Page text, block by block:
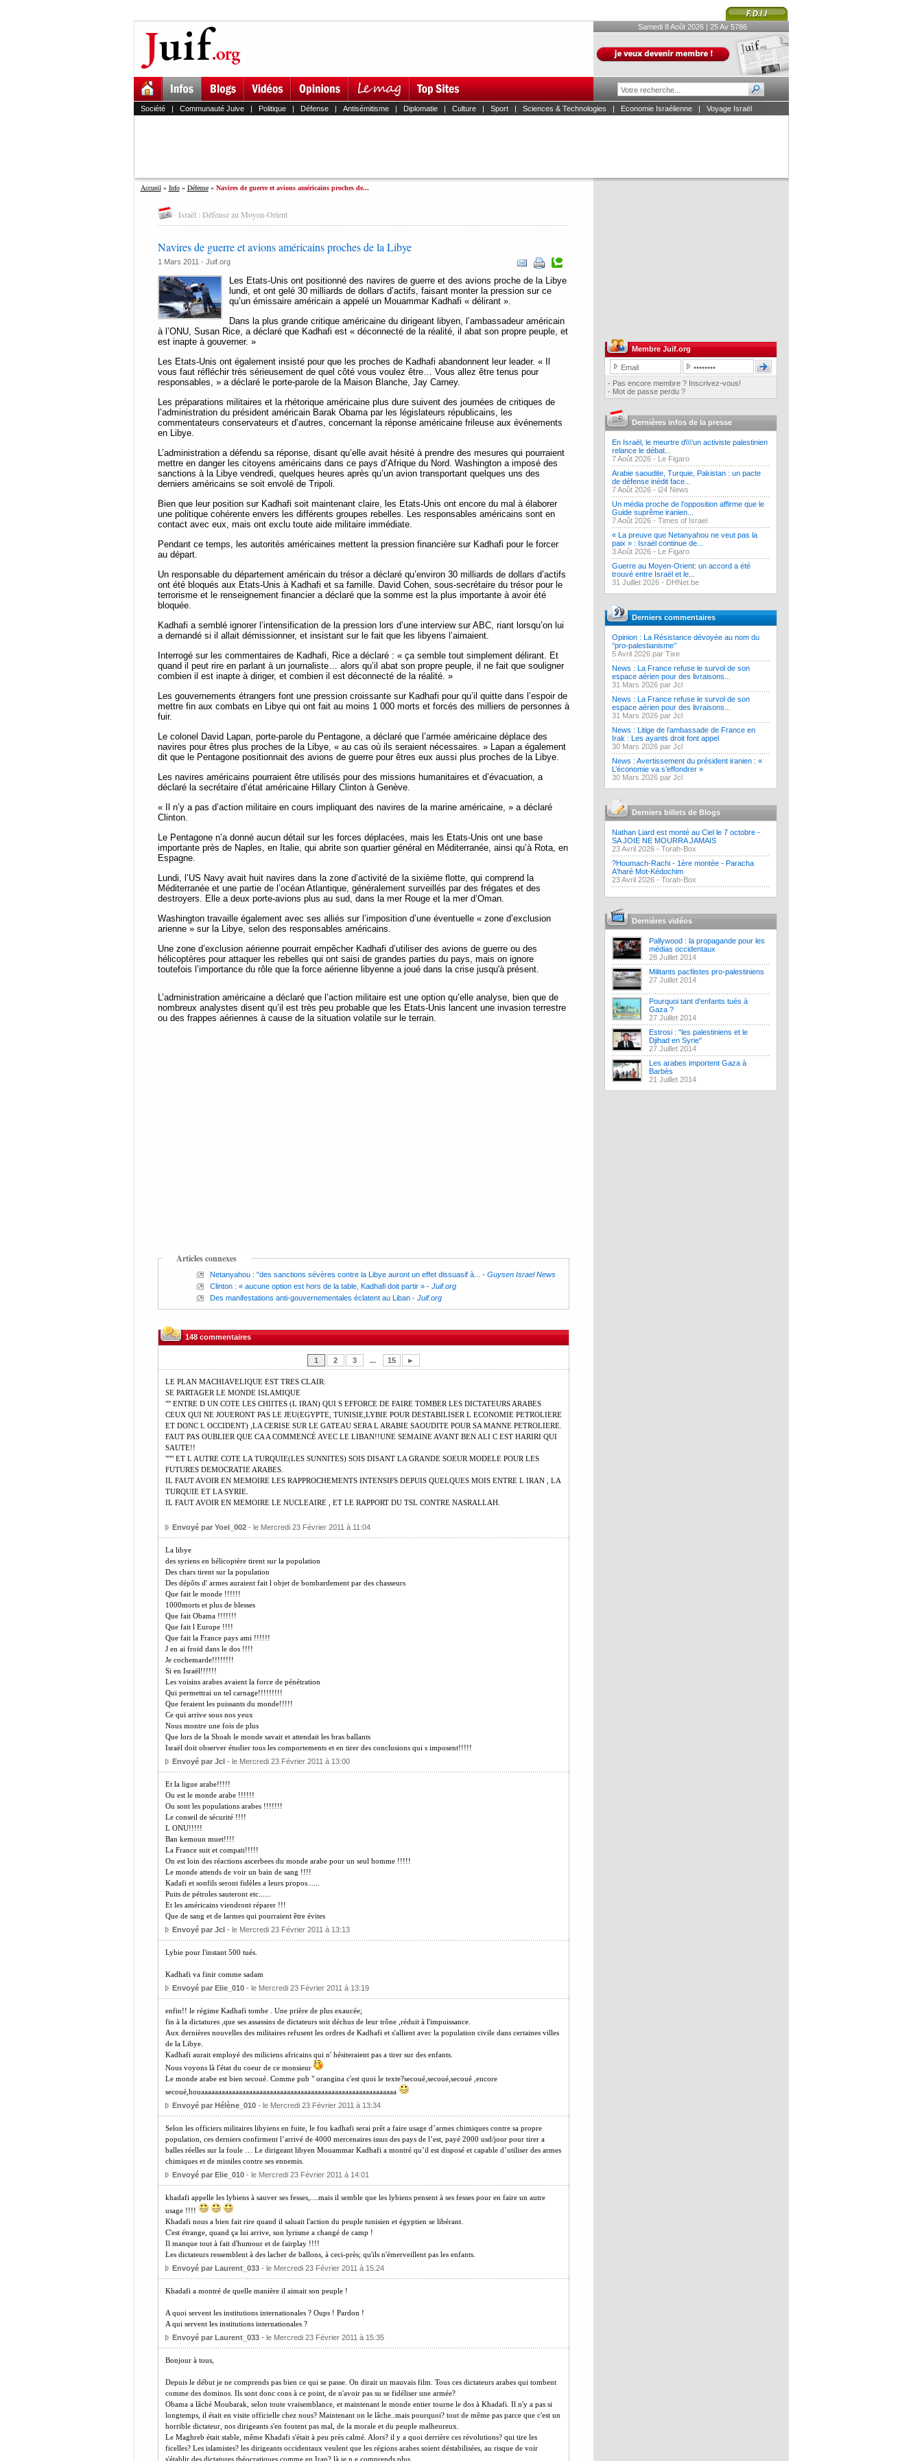
Samedi 8 Août 2026 | 25 Av 5786
Société| Communauté Juive| Politique| Défense| Antisémitisme| Diplomatie| Culture| Sport| Sciences & Technologies | Economie Israélienne| Voyage Israël
Accueil » Info» Défense» Navires de guerre et avions américains proches de...
Israël : Défense au Moyen-Orient
Navires de guerre et avions américains proches de la Libye
1 Mars 2011 - Juif.org
Les Etats-Unis ont positionné des navires de guerre et des avions proche de la Libye
lundi, et ont gelé 30 milliards de dollars d’actifs, faisant monter la pression sur ce
qu’un émissaire américain a appelé un Mouammar Kadhafi « délirant ».
Dans la plus grande critique américaine du dirigeant libyen, l’ambassadeur américain
à l’ONU, Susan Rice, a déclaré que Kadhafi est « déconnecté de la réalité, il abat son propre peuple, et
est inapte à gouverner. »
Les Etats-Unis ont également insisté pour que les proches de Kadhafi abandonnent leur leader. « Il
vous faut réfléchir très sérieusement de quel côté vous voulez être… Vous allez être tenus pour
responsables, » a déclaré le porte-parole de la Maison Blanche, Jay Carney.
Les préparations militaires et la rhétorique américaine plus dure suivent des journées de critiques de
l’administration du président américain Barak Obama par les législateurs républicains, les
commentateurs conservateurs et d’autres, concernant la réponse américaine frileuse aux événements
en Libye.
L’administration a défendu sa réponse, disant qu’elle avait hésité à prendre des mesures qui pourraient
mettre en danger les citoyens américains dans ce pays d’Afrique du Nord. Washington a imposé des
sanctions à la Libye vendredi, quelques heures après qu’un avion transportant quelques uns des
derniers américains se soit envolé de Tripoli.
Bien que leur position sur Kadhafi soit maintenant claire, les Etats-Unis ont encore du mal à élaborer
une politique cohérente envers les différents groupes rebelles. Les responsables américains sont en
contact avec eux, mais ont exclu toute aide militaire immédiate.
Pendant ce temps, les autorités américaines mettent la pression financière sur Kadhafi pour le forcer
au départ.
Un responsable du département américain du trésor a déclaré qu’environ 30 milliards de dollars d’actifs
ont été bloqués aux Etats-Unis à Kadhafi et sa famille. David Cohen, sous-secrétaire du trésor pour le
terrorisme et le renseignement financier a déclaré que la somme est la plus importante à avoir été
bloquée.
Kadhafi a semblé ignorer l’intensification de la pression lors d’une interview sur ABC, riant lorsqu’on lui
a demandé si il allait démissionner, et insistant sur le fait que les libyens l’aimaient.
Interrogé sur les commentaires de Kadhafi, Rice a déclaré : « ça semble tout simplement délirant. Et
quand il peut rire en parlant à un journaliste… alors qu’il abat son propre peuple, il ne fait que souligner
combien il est inapte à diriger, et combien il est déconnecté de la réalité. »
Les gouvernements étrangers font une pression croissante sur Kadhafi pour qu’il quitte dans l’espoir de
mettre fin aux combats en Libye qui ont fait au moins 1 000 morts et forcés des milliers de personnes à
fuir.
Le colonel David Lapan, porte-parole du Pentagone, a déclaré que l’armée américaine déplace des
navires pour êtres plus proches de la Libye, « au cas où ils seraient nécessaires. » Lapan a également
dit que le Pentagone positionnait des avions de guerre pour êtres eux aussi plus proches de la Libye.
Les navires américains pourraient être utilisés pour des missions humanitaires et d’évacuation, a
déclaré la secrétaire d’état américaine Hillary Clinton à Genève.
« Il n’y a pas d’action militaire en cours impliquant des navires de la marine américaine, » a déclaré
Clinton.
Le Pentagone n’a donné aucun détail sur les forces déplacées, mais les Etats-Unis ont une base
importante près de Naples, en Italie, qui abrite son quartier général en Méditerranée, ainsi qu’à Rota, en
Espagne.
Lundi, l’US Navy avait huit navires dans la zone d’activité de la sixième flotte, qui comprend la
Méditerranée et une partie de l’océan Atlantique, généralement surveillés par des frégates et des
destroyers. Elle a deux porte-avions plus au sud, dans la mer Rouge et la mer d’Oman.
Washington travaille également avec ses alliés sur l’imposition d’une éventuelle « zone d’exclusion
arienne » sur la Libye, selon des responsables américains.
Une zone d’exclusion aérienne pourrait empêcher Kadhafi d’utiliser des avions de guerre ou des
hélicoptères pour attaquer les rebelles qui ont saisi de grandes parties du pays, mais on ignore
toutefois l’importance du rôle que la force aérienne libyenne a joué dans la crise jusqu'à présent.
L’administration américaine a déclaré que l’action militaire est une option qu’elle analyse, bien que de
nombreux analystes disent qu’il est très peu probable que les Etats-Unis lancent une invasion terrestre
ou des frappes aériennes à cause de la situation volatile sur le terrain.
Articles connexes
Netanyahou : "des sanctions sévères contre la Libye auront un effet dissuasif à... - Guysen Israel News
Clinton : « aucune option est hors de la table, Kadhafi doit partir »- Juif.org
Des manifestations anti-gouvernementales éclatent au Liban- Juif.org
148 commentaires
1 2 3 ... 15 ►
LE PLAN MACHIAVELIQUE EST TRES CLAIR:
SE PARTAGER LE MONDE ISLAMIQUE
"" ENTRE D UN COTE LES CHIITES (L IRAN) QUI S EFFORCE DE FAIRE TOMBER LES DICTATEURS ARABES
CEUX QUI NE JOUERONT PAS LE JEU(EGYPTE, TUNISIE,LYBIE POUR DESTABILISER L ECONOMIE PETROLIERE
ET DONC L OCCIDENT) ,LA CERISE SUR LE GATEAU SERA L ARABIE SAOUDITE POUR SA MANNE PETROLIERE.
FAUT PAS OUBLIER QUE CA A COMMENCÉ AVEC LE LIBAN!!UNE SEMAINE AVANT BEN ALI C EST HARIRI QUI
SAUTE!!
""" ET L AUTRE COTE LA TURQUIE(LES SUNNITES) SOIS DISANT LA GRANDE SOEUR MODELE POUR LES
FUTURES DEMOCRATIE ARABES.
IL FAUT AVOIR EN MEMOIRE LES RAPPROCHEMENTS INTENSIFS DEPUIS QUELQUES MOIS ENTRE L IRAN , LA
TURQUIE ET LA SYRIE.
IL FAUT AVOIR EN MEMOIRE LE NUCLEAIRE , ET LE RAPPORT DU TSL CONTRE NASRALLAH.
Envoyé par Yoel_002- le Mercredi 23 Février 2011 à 11:04
La libye
des syriens en hélicoptère tirent sur la population
Des chars tirent sur la population
Des dépôts d' armes auraient fait l objet de bombardement par des chasseurs
Que fait le monde !!!!!!
1000morts et plus de blesses
Que fait Obama !!!!!!!
Que fait l Europe !!!!
Que fait la France pays ami !!!!!!
J en ai froid dans le dos !!!!
Je cochemarde!!!!!!!!
Si en Israël!!!!!!
Les voisins arabes avaient la force de pénétration
Qui permettrai un tel carnage!!!!!!!!!
Que feraient les puissants du monde!!!!!
Ce qui arrive sous nos yeux
Nous montre une fois de plus
Que lors de la Shoah le monde savait et attendait les bras ballants
Israël doit observer étudier tous les comportements et en tirer des conclusions qui s imposent!!!!!
Envoyé par Jcl- le Mercredi 23 Février 2011 à 13:00
Et la ligue arabe!!!!!
Ou est le monde arabe !!!!!!
Ou sont les populations arabes !!!!!!!
Le conseil de sécurité !!!!
L ONU!!!!!
Ban kemoun muet!!!!
La France suit et compati!!!!!
On est loin des réactions ascerbees du monde arabe pour un seul homme !!!!!
Le monde attends de voir un bain de sang !!!!
Kadafi et sonfils seront fidèles a leurs propos......
Puits de pétroles sauteront etc......
Et les américains viendront réparer !!!
Que de sang et de larmes qui pourraient être évites
Envoyé par Jcl- le Mercredi 23 Février 2011 à 13:13
Lybie pour l'instant 500 tués.
Kadhafi va finir comme sadam
Envoyé par Elie_010- le Mercredi 23 Février 2011 à 13:19
enfin!! le régime Kadhafi tombe . Une prière de plus exaucée;
fin à la dictatures ,que ses assassins de dictateurs soit déchus de leur trône ,réduit à l'impuissance.
Aux dernières nouvelles des militaires refusent les ordres de Kadhafi et s'allient avec la population civile dans certaines villes
de la Libye.
Kadhafi aurait employé des miliciens africains qui n' hésiteraient pas a tirer sur des enfants.
Nous voyons là l'état du coeur de ce monsieur
Le monde arabe est bien secoué. Comme pub " orangina c'est quoi le texte?secoué,secoué,secoué ,encore
secoué,houaaaaaaaaaaaaaaaaaaaaaaaaaaaaaaaaaaaaaaaaaaaaaaaaaaaaaaaaa
Envoyé par Hélène_010- le Mercredi 23 Février 2011 à 13:34
Selon les officiers militaires libyiens en fuite, le fou kadhafi serai prêt a faire usage d’armes chimiques contre sa propre
population, ces derniers confirment l’arrivé de 4000 mercenaires issus des pays de l’est, payé 2000 usd/jour pour tirer a
balles réelles sur la foule … Le dirigeant libyen Mouammar Kadhafi a montré qu’il est disposé et capable d’utiliser des armes
chimiques et de missiles contre ses ennemis.
Envoyé par Elie_010- le Mercredi 23 Février 2011 à 14:01
khadafi appelle les lybiens à sauver ses fesses,....mais il semble que les lybiens pensent à ses fesses pour en faire un autre
usage !!!!
Khadafi nous a bien fait rire quand il saluait l'action du peuple tunisien et égyptien se libérant.
C'est étrange, quand ça lui arrive, son lyrisme a changé de camp !
Il manque tout à fait d'humour et de fairplay !!!!
Les dictateurs ressemblent à des lacher de ballons, à ceci-près; qu'ils n'émerveillent pas les enfants.
Envoyé par Laurent_033- le Mercredi 23 Février 2011 à 15:24
Khadafi a montré de quelle manière il aimait son peuple !
A quoi servent les institutions internationales ? Oups ! Pardon !
A qui servent les institutions internationales ?
Envoyé par Laurent_033- le Mercredi 23 Février 2011 à 15:35
Bonjour à tous,
Depuis le début je ne comprends pas bien ce qui se passe. On dirait un mauvais film. Tous ces dictateurs arabes qui tombent
comme des dominos. Ils sont donc cons à ce point, de n'avoir pas su se fidéliser une armée?
Obama a lâché Moubarak, selon toute vraisemblance, et maintenant le monde entier tourne le dos à Khadafi. Il n'y a pas si
longtemps, il était en visite officielle chez nous? Maintenant on le lâche..mais pourquoi? tout de même pas parce que c'est un
horrible dictateur, nos dirigeants s'en foutent pas mal, de la morale et du peuple malheureux.
Le Maghreb était stable, même Khadafi s'était à peu près calmé. Alors? il y a quoi derrière ces révolutions? qui tire les
ficelles? Les islamistes? les dirigeants occidentaux veulent que les régions arabes soient déstabilisées, au risque de voir
s'établir des dictatures théocratiques comme en Iran? là je n e comprends plus...
Membre Juif.org
· Pas encore membre ? Inscrivez-vous!
· Mot de passe perdu ?
Dernières infos de la presse
En Israël, le meurtre d\\\'un activiste palestinien
relance le débat...
7 Août 2026 - Le Figaro
Arabie saoudite, Turquie, Pakistan : un pacte
de défense inédit face...
7 Août 2026 - i24 News
Un média proche de l’opposition affirme que le
Guide suprême iranien...
7 Août 2026 - Times of Israel
« La preuve que Netanyahou ne veut pas la
paix » : Israël continue de...
3 Août 2026 - Le Figaro
Guerre au Moyen-Orient: un accord a été
trouvé entre Israël et le...
31 Juillet 2026 - DHNet.be
Derniers commentaires
Opinion : La Résistance dévoyée au nom du
‘’pro-palestianisme’’
5 Avril 2026 par Tixe
News : La France refuse le survol de son
espace aérien pour des livraisons...
31 Mars 2026 par Jcl
News : La France refuse le survol de son
espace aérien pour des livraisons...
31 Mars 2026 par Jcl
News : Litige de l’ambassade de France en
Irak : Les ayants droit font appel
30 Mars 2026 par Jcl
News : Avertissement du président iranien : «
L’économie va s’effondrer »
30 Mars 2026 par Jcl
Derniers billets de Blogs
Nathan Liard est monté au Ciel le 7 octobre -
SA JOIE NE MOURRA JAMAIS
23 Avril 2026 - Torah-Box
?Houmach-Rachi - 1ère montée - Paracha
A'haré Mot-Kédochim
23 Avril 2026 - Torah-Box
Dernières vidéos
Pallywood : la propagande pour les
médias occidentaux
28 Juillet 2014
Militants pacfiistes pro-palestiniens
27 Juillet 2014
Pourquoi tant d'enfants tués à
Gaza ?
27 Juillet 2014
Estrosi : "les palestiniens et le
Djihad en Syrie"
27 Juillet 2014
Les arabes importent Gaza à
Barbès
21 Juillet 2014